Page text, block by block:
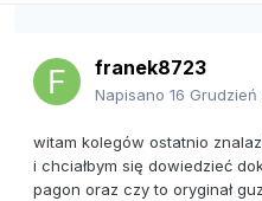
franek8723
Napisano 16 Grudzień
witam kolegów ostatnio
i chciałbym się dowiedzieć
pagon oraz czy to oryginał